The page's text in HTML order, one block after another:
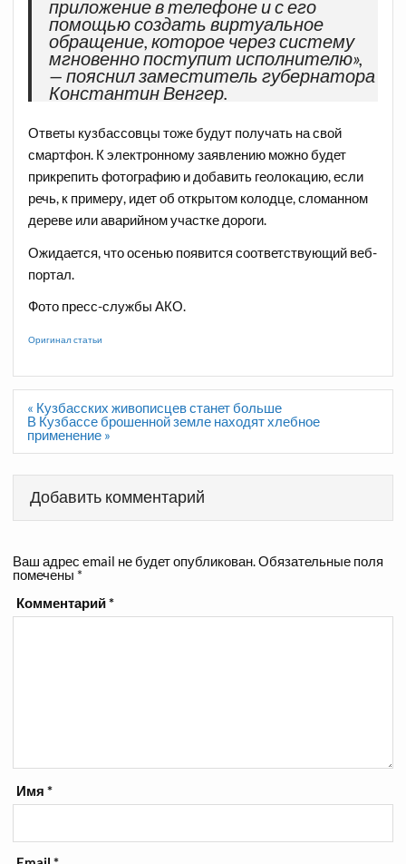
приложение в телефоне и с его
помощью создать виртуальное
обращение, которое через систему
мгновенно поступит исполнителю»,
— пояснил заместитель губернатора
Константин Венгер.
Ответы кузбассовцы тоже будут получать на свой
смартфон. К электронному заявлению можно будет
прикрепить фотографию и добавить геолокацию, если
речь, к примеру, идет об открытом колодце, сломанном
дереве или аварийном участке дороги.
Ожидается, что осенью появится соответствующий веб-
портал.
Фото пресс-службы АКО.
Оригинал статьи
Навигация
по
записям
« Кузбасских живописцев станет больше
В Кузбассе брошенной земле находят хлебное
применение »
Добавить комментарий
Ваш адрес email не будет опубликован.Обязательные поля
помечены *
Комментарий*
Имя*